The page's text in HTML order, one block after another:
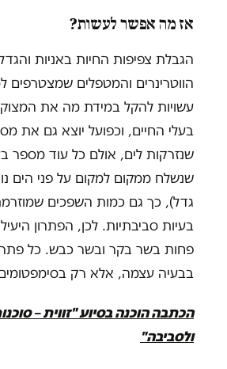
אז מה אפשר לעשות?
הגבלת צפיפות החיות באניות
הווטרינרים והמטפלים שמצטרפים
עשויות להקל במידת מה את
בעלי החיים, וכפועל יוצא גם את
שנזרקות לים, אולם כל עוד מספר
שנשלח ממקום למקום על פני הים
גדל), כך גם כמות השפכים
בעיות סביבתיות. לכן, הפתרון
פחות בשר בקר ובשר כבש. כל
בבעיה עצמה, אלא רק
הכתבה הוכנה בסיוע "זווית –
ולסביבה"